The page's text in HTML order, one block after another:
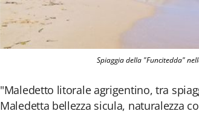
Spiaggia della "Funcitedda"
"Maledetto litorale agrigentino, tra
Maledetta bellezza sicula, naturalezza